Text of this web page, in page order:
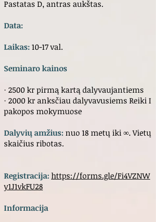
Pastatas D, antras aukštas.
Data:
Laikas:10-17 val.
Seminaro kainos
· 2500 kr pirmą kartą dalyvaujantiems
· 2000 kr anksčiau dalyvavusiems Reiki I
pakopos mokymuose
Dalyvių amžius: nuo 18 metų iki ∞. Vietų
skaičius ribotas.
Registracija:https://forms.gle/Fi4VZNW
y1J1vkFU28
Informacija